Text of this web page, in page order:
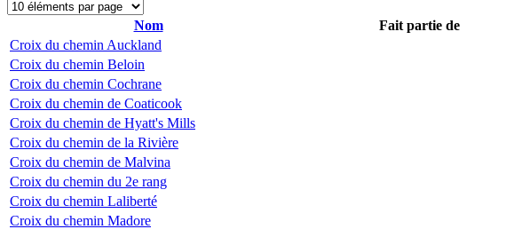
Nom Fait partie de
Croix du chemin Auckland
Croix du chemin Beloin
Croix du chemin Cochrane
Croix du chemin de Coaticook
Croix du chemin de Hyatt's Mills
Croix du chemin de la Rivière
Croix du chemin de Malvina
Croix du chemin du 2e rang
Croix du chemin Laliberté
Croix du chemin Madore